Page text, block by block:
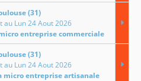
(31)
au Lun 24 Aout 2026
entreprise commerciale
(31)
au Lun 24 Aout 2026
micro entreprise artisanale